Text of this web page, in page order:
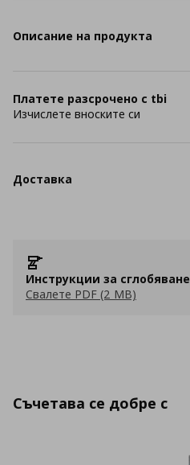
Описание на продукта
Платете разсрочено с tbi
Изчислете вноските си
Доставка
Инструкции за сглобяване
Свалете PDF (2 MB)
Съчетава се добре с